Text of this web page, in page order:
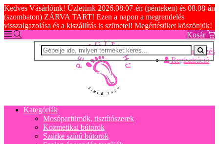
Kedves Vásárlóink! Üzletünk 2026.08.07-én (pénteken) és 08.08-án
(szombaton) ZÁRVA TART! Ezen a napon a megrendelés
visszaigazolása és a kiszállítás is szünetel! Megértésüket köszönjük!
Kosár
Bejelentkezés
Regisztráció
Kategóriák
Mosóparfümök, tisztítószerek
Kozmetikai bútorok
Szürke színű bútorok